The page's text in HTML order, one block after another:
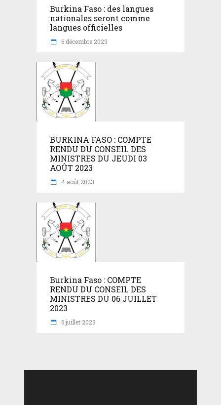
Burkina Faso : des langues
nationales seront comme
langues officielles
6 décembre 2023
BURKINA FASO : COMPTE
RENDU DU CONSEIL DES
MINISTRES DU JEUDI 03
AOÛT 2023
4 août 2023
Burkina Faso : COMPTE
RENDU DU CONSEIL DES
MINISTRES DU 06 JUILLET
2023
6 juillet 2023